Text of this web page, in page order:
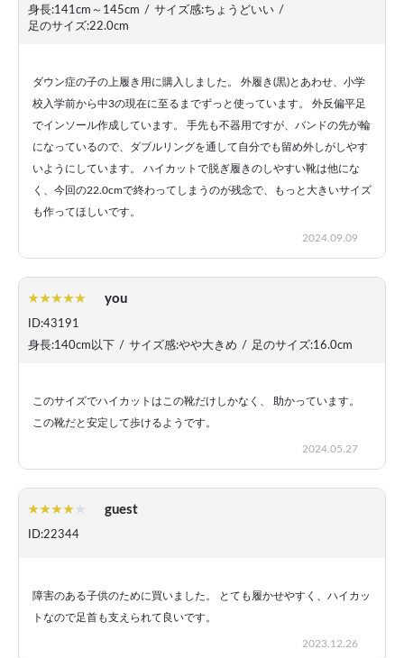
身長:141cm～145cm / サイズ感:ちょうどいい /
足のサイズ:22.0cm
ダウン症の子の上履き用に購入しました。 外履き(黒)とあわせ、小学
校入学前から中3の現在に至るまでずっと使っています。 外反偏平足
でインソール作成しています。 手先も不器用ですが、バンドの先が輪
になっているので、ダブルリングを通して自分でも留め外しがしやす
いようにしています。 ハイカットで脱ぎ履きのしやすい靴は他にな
く、今回の22.0cmで終わってしまうのが残念で、もっと大きいサイズ
も作ってほしいです。
2024.09.09
you
ID:43191
身長:140cm以下 / サイズ感:やや大きめ / 足のサイズ:16.0cm
このサイズでハイカットはこの靴だけしかなく、 助かっています。
この靴だと安定して歩けるようです。
2024.05.27
guest
ID:22344
障害のある子供のために買いました。 とても履かせやすく、ハイカッ
トなので足首も支えられて良いです。
2023.12.26